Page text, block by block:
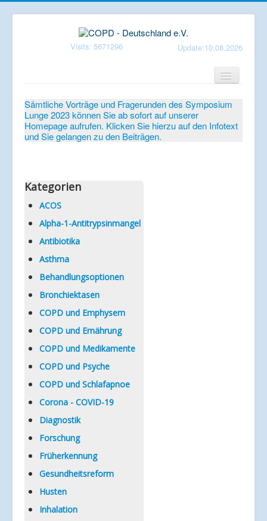
Visits: 5671296 Update:10.08.2026
Verein
Patientenbroschüren
Mediathek
Aktuelles
Veranstaltungen
Informationen
Sämtliche Vorträge und Fragerunden des Symposium
Lunge 2023 können Sie ab sofort auf unserer
Homepage aufrufen. Klicken Sie hierzu auf den Infotext
und Sie gelangen zu den Beiträgen.
Kategorien
ACOS
Alpha-1-Antitrypsinmangel
Antibiotika
Asthma
Behandlungsoptionen
Bronchiektasen
COPD und Emphysem
COPD und Ernährung
COPD und Medikamente
COPD und Psyche
COPD und Schlafapnoe
Corona - COVID-19
Diagnostik
Forschung
Früherkennung
Gesundheitsreform
Husten
Inhalation